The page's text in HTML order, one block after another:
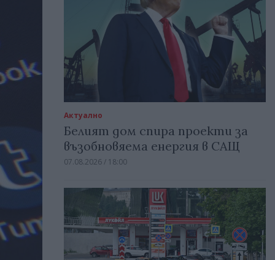
Актуално
Белият дом спира проекти за
възобновяема енергия в САЩ
07.08.2026 / 18:00